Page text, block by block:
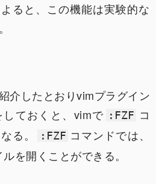
ると、この機能は実験的な
介したとおりvimプラグイン
ておくと、vimで :FZF コ
る。
:FZF コマンドでは、
を開くことができる。